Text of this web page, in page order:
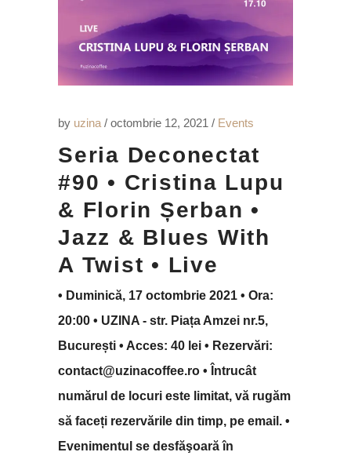
by uzina octombrie 12, 2021 Events
Seria Deconectat
#90 • Cristina Lupu
& Florin Șerban •
Jazz & Blues With
A Twist • Live
• Duminică, 17 octombrie 2021 • Ora:
20:00 • UZINA - str. Piața Amzei nr.5,
București • Acces: 40 lei • Rezervări:
contact@uzinacoffee.ro • Întrucât
numărul de locuri este limitat, vă rugăm
să faceți rezervările din timp, pe email. •
Evenimentul se desfăşoară în